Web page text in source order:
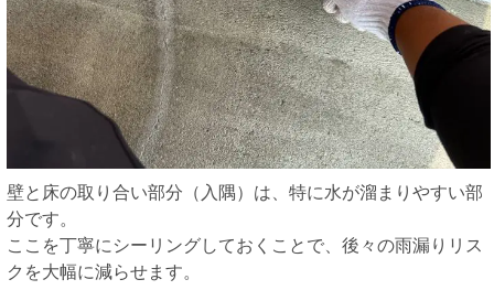
壁と床の取り合い部分（入隅）は、特に水が溜まりやすい部
分です。
ここを丁寧にシーリングしておくことで、後々の雨漏りリス
クを大幅に減らせます。